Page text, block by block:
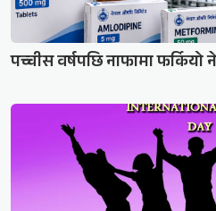
पच्चीस वर्षपछि नाफामा